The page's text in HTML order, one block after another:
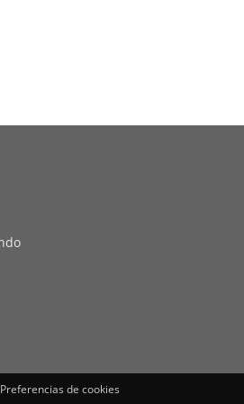
Preferencias de cookies